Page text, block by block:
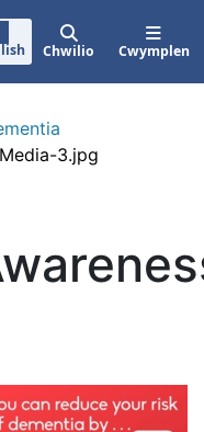
Chwilio Cwymplen
3.jpg